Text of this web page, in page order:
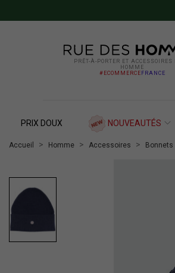
PRÊT-À-PORTER ET ACCESSOIRES
HOMME
#ECOMMERCE FRANCE
PRIX DOUX NOUVEAUTÉS
Accueil Homme Accessoires Bonnets